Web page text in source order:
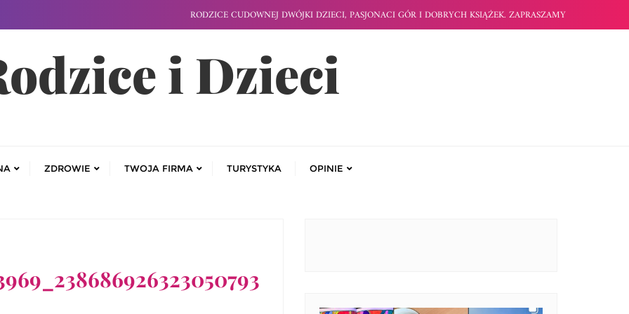
RODZICE CUDOWNEJ DWÓJKI DZIECI, PASJONACI GÓR I DOBRYCH KSIĄŻEK. ZAPRASZAMY
i Dzieci
ZDROWIE TWOJA FIRMA TURYSTYKA OPINIE